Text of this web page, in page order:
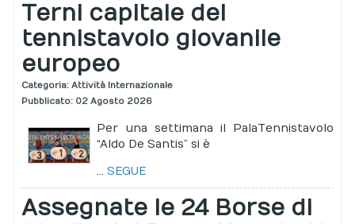
Terni capitale del
tennistavolo giovanile
europeo
Categoria:Attività Internazionale
Pubblicato: 02 Agosto 2026
Per una settimana il PalaTennistavolo
“Aldo De Santis” si è
...SEGUE
Assegnate le 24 Borse di